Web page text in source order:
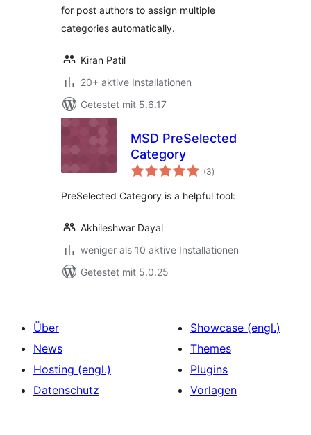
for post authors to assign multiple
categories automatically.
Kiran Patil
20+ aktive Installationen
Getestet mit 5.6.17
MSD PreSelected
Category
(3Bewertungen
insgesamt
)
PreSelected Category is a helpful tool:
Akhileshwar Dayal
weniger als 10 aktive Installationen
Getestet mit 5.0.25
Über
News
Hosting (engl.)
Datenschutz
Showcase (engl.)
Themes
Plugins
Vorlagen